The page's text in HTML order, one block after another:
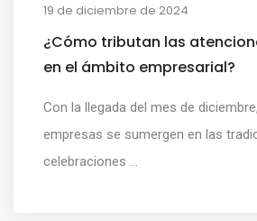
19 de diciembre de 2024
¿Cómo tributan las
en el ámbito empresarial?
Con la llegada del mes de
empresas se sumergen en las
celebraciones ...